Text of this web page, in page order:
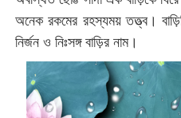
অনেক রকমের রহস্যময় তত্ত্ব।
নির্জন ও নিঃসঙ্গ বাড়ির নাম।